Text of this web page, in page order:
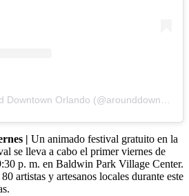
A post shared by Around Downtown Orlando (@arounddowntownorlando)
| Un animado festival gratuito en la
se lleva a cabo el primer viernes de
p. m. en Baldwin Park Village Center.
artistas y artesanos locales durante este